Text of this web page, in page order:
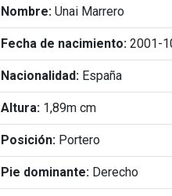
Nombre: Unai Marrero
Fecha de nacimiento: 2001-
Nacionalidad: España
Altura: 1,89m cm
Posición: Portero
Pie dominante: Derecho